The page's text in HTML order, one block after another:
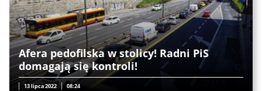
Afera pedofilska w stolicy! Radni PiS
domagają się kontroli!
13 lipca 2022 08:24